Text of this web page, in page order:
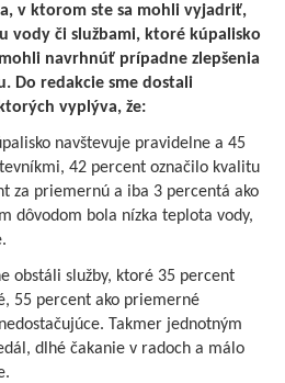
v ktorom ste sa mohli vyjadriť,
vody či službami, ktoré kúpalisko
navrhnúť prípadne zlepšenia
Do redakcie sme dostali
vyplýva, že:
navštevuje pravidelne a 45
42 percent označilo kvalitu
za priemernú a iba 3 percentá ako
dôvodom bola nízka teplota vody,
obstáli služby, ktoré 35 percent
55 percent ako priemerné
Takmer jednotným
dlhé čakanie v radoch a málo